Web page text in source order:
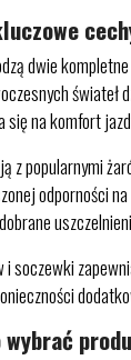
dwie
się na komfort
z popularnymi
odporności
i soczewki